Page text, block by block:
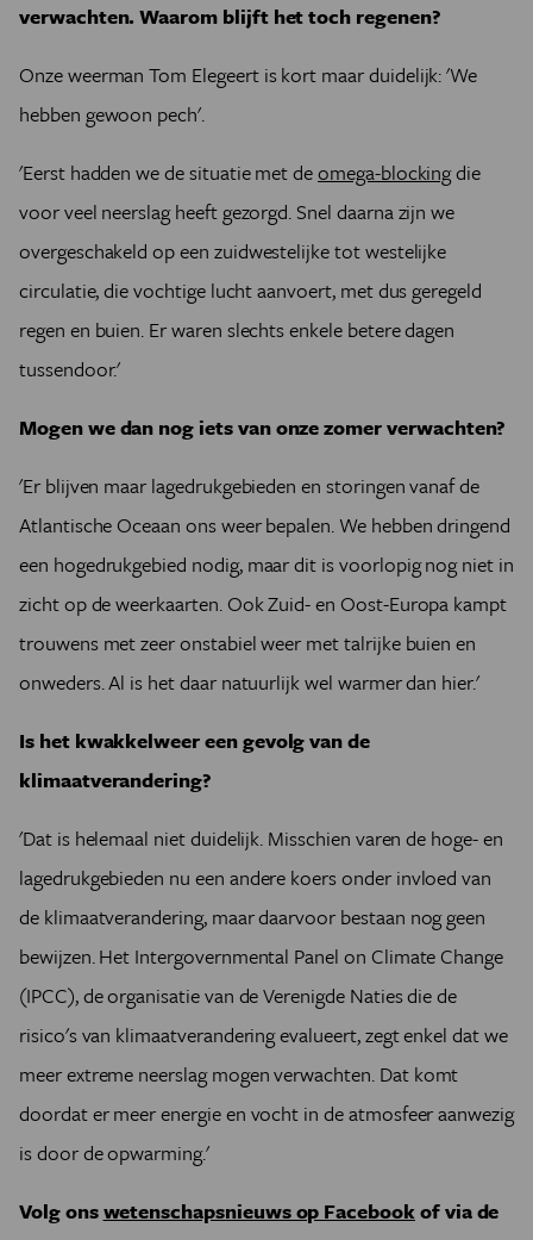
verwachten. Waarom blijft het toch regenen?
Onze weerman Tom Elegeert is kort maar duidelijk: 'We
hebben gewoon pech'.
'Eerst hadden we de situatie met deomega-blockingdie
voor veel neerslag heeft gezorgd. Snel daarna zijn we
overgeschakeld op een zuidwestelijke tot westelijke
circulatie, die vochtige lucht aanvoert, met dus geregeld
regen en buien. Er waren slechts enkele betere dagen
tussendoor.'
Mogen we dan nog iets van onze zomer verwachten?
'Er blijven maar lagedrukgebieden en storingen vanaf de
Atlantische Oceaan ons weer bepalen. We hebben dringend
een hogedrukgebied nodig, maar dit is voorlopig nog niet in
zicht op de weerkaarten. Ook Zuid- en Oost-Europa kampt
trouwens met zeer onstabiel weer met talrijke buien en
onweders. Al is het daar natuurlijk wel warmer dan hier.'
Is het kwakkelweer een gevolg van de
klimaatverandering?
'Dat is helemaal niet duidelijk. Misschien varen de hoge- en
lagedrukgebieden nu een andere koers onder invloed van
de klimaatverandering, maar daarvoor bestaan nog geen
bewijzen. Het Intergovernmental Panel on Climate Change
(IPCC), de organisatie van de Verenigde Naties die de
risico's van klimaatverandering evalueert, zegt enkel dat we
meer extreme neerslag mogen verwachten. Dat komt
doordat er meer energie en vocht in de atmosfeer aanwezig
is door de opwarming.'
Volg onswetenschapsnieuws op Facebookof via de